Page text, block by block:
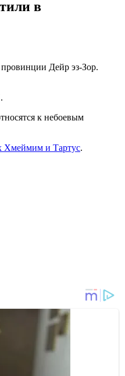
в
Дейр эз-Зор.
к небоевым
Хмеймим и Тартус.